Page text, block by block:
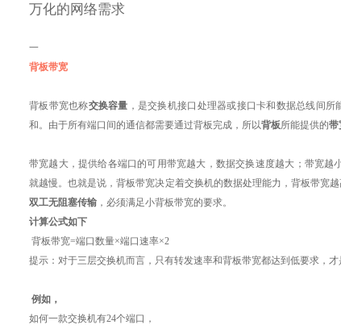
万化的网络需求
一
背板带宽
背板带宽也称交换容量 ，是交换机接口处理器或接口卡和数据总线间
和。由于所有端口间的通信都需要通过背板完成，所以背板所能提供的带
带宽越大，提供给各端口的可用带宽越大，数据交换速度越大；带宽越
就越慢。也就是说，背板带宽决定着交换机的数据处理能力，背板带宽
双工无阻塞传输 ，必须满足小背板带宽的要求。
计算公式如下
背板带宽=端口数量×端口速率×2
提示：对于三层交换机而言，只有转发速率和背板带宽都达到低要求，才
例如，
如何一款交换机有24个端口，